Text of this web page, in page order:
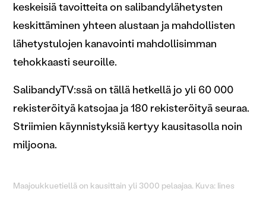
keskeisiä tavoitteita on salibandylähetysten
keskittäminen yhteen alustaan ja mahdollisten
lähetystulojen kanavointi mahdollisimman
tehokkaasti seuroille.
SalibandyTV:ssä on tällä hetkellä jo yli 60 000
rekisteröityä katsojaa ja 180 rekisteröityä seuraa.
Striimien käynnistyksiä kertyy kausitasolla noin
miljoona.
Maajoukkuetiellä on kausittain yli 3000 pelaajaa. Kuva: Iines